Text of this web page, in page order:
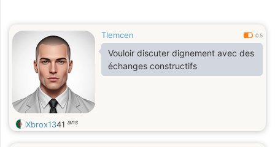
Tlemcen 0.5
Vouloir discuter dignement avec des
échanges constructifs
Xbrox1341 ans